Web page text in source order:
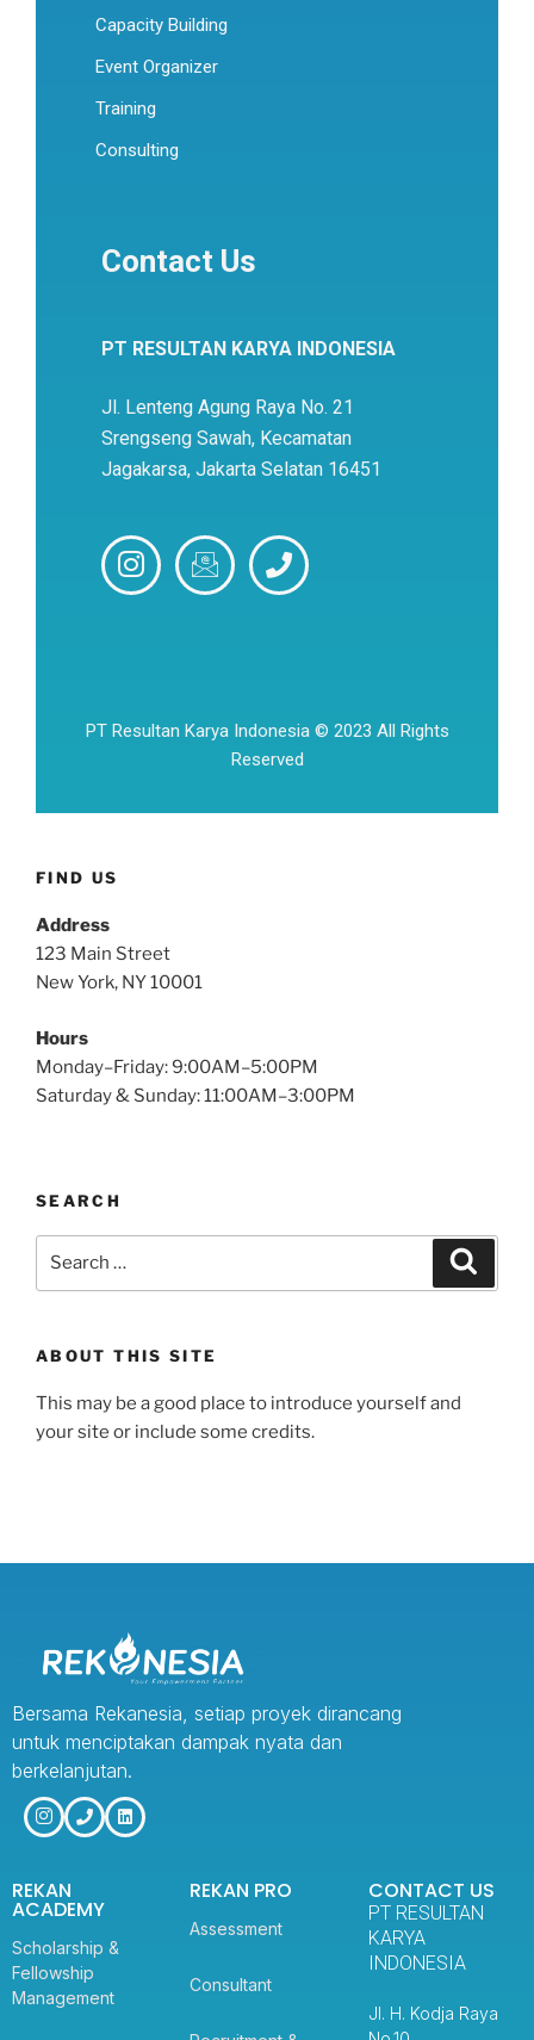
Capacity Building
Event Organizer
Training
Consulting
Contact Us
PT RESULTAN KARYA INDONESIA
Jl. Lenteng Agung Raya No. 21
Srengseng Sawah, Kecamatan
Jagakarsa, Jakarta Selatan 16451
PT Resultan Karya Indonesia © 2023 All Rights
Reserved
FIND US
Address
123 Main Street
New York, NY 10001
Hours
Monday–Friday: 9:00AM–5:00PM
Saturday & Sunday: 11:00AM–3:00PM
SEARCH
ABOUT THIS SITE
This may be a good place to introduce yourself and
your site or include some credits.
Bersama Rekanesia, setiap proyek dirancang
untuk menciptakan dampak nyata dan
berkelanjutan.
REKAN
ACADEMY
Scholarship &
Fellowship
Management
REKAN PRO
Assessment
Consultant
CONTACT US
PT RESULTAN
KARYA
INDONESIA
Jl. H. Kodja Raya